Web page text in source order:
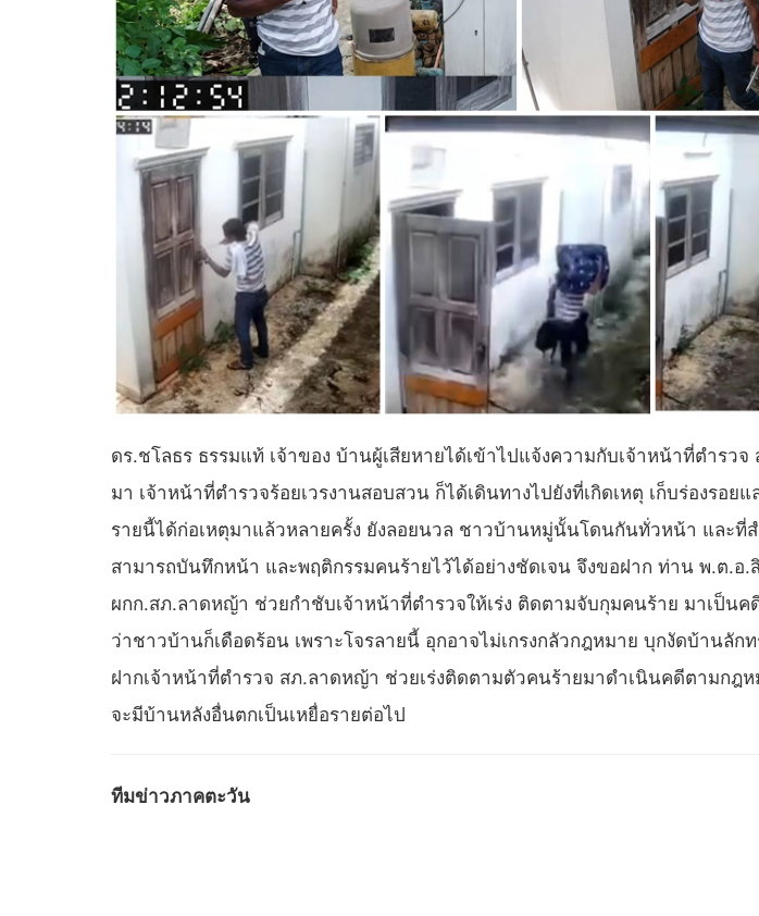
ดร.ชโลธร ธรรมแท้ เจ้าของ บ้านผู้เสียหายได้เข้าไปแจ้งความกับเจ้าหน้าที่ตำรว
มา เจ้าหน้าที่ตำรวจร้อยเวรงานสอบสวน ก็ได้เดินทางไปยังที่เกิดเหตุ เก็บร่องรอย
รายนี้ได้ก่อเหตุมาแล้วหลายครั้ง ยังลอยนวล ชาวบ้านหมู่นั้นโดนกันทั่วหน้า และที่
สามารถบันทึกหน้า และพฤติกรรมคนร้ายไว้ได้อย่างชัดเจน จึงขอฝาก ท่าน พ.ต.อ.
ผกก.สภ.ลาดหญ้า ช่วยกำชับเจ้าหน้าที่ตำรวจให้เร่ง ติดตามจับกุมคนร้าย มาเป็นคดี
ว่าชาวบ้านก็เดือดร้อน เพราะโจรลายนี้ อุกอาจไม่เกรงกลัวกฎหมาย บุกงัดบ้านลัก
ฝากเจ้าหน้าที่ตำรวจ สภ.ลาดหญ้า ช่วยเร่งติดตามตัวคนร้ายมาดำเนินคดีตามกฎ
จะมีบ้านหลังอื่นตกเป็นเหยื่อรายต่อไป
ทีมข่าวภาคตะวัน